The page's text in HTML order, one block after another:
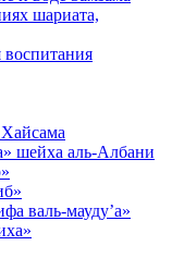
шариата,
шейха аль-Албани
валь-мауду’а»